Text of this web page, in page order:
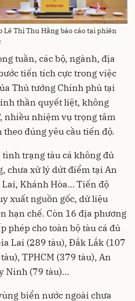
Lê Thị Thu Hằng báo cáo tại phiên
tuần, các bộ, ngành, địa
tiến tích cực trong việc
Thủ tướng Chính phủ tại
thần quyết liệt, không
nhiều nhiệm vụ trọng tâm
theo đúng yêu cầu tiến độ.
trạng tàu cá không đủ
chưa xử lý dứt điểm tại An
Lai, Khánh Hòa… Tiến độ
xuất nguồn gốc, dữ liệu
hạn chế. Còn 16 địa phương
phép cho toàn bộ tàu cá đủ
Lai (289 tàu), Đắk Lắk (107
TPHCM (379 tàu), An
Ninh (79 tàu)…
biển nước ngoài chưa